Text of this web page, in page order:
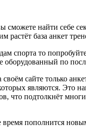
найти себе
растёт база анкет
спорта то
по
сайте только
являются. Это
что подтолкнёт
пополнится